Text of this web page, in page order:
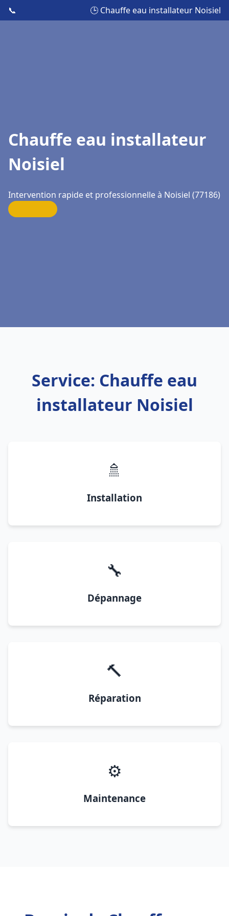
📞 🕒 Chauffe eau installateur Noisiel
Chauffe eau installateur
Noisiel
Intervention rapide et professionnelle à Noisiel (77186)
Service: Chauffe eau
installateur Noisiel
🚿
Installation
🔧
Dépannage
🔨
Réparation
⚙️
Maintenance